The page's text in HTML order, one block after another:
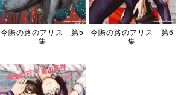
今際の路のアリス 第5
集
今際の路のアリス 第6
集